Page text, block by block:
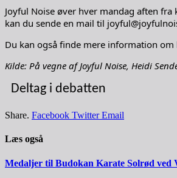
Joyful Noise øver hver mandag aften
kan du sende en mail til
Du kan også finde mere information om
Kilde: På vegne af Joyful Noise, Heidi
Deltag i debatten
Share. Facebook Twitter Email
Læs også
Medaljer til Budokan Karate Solrød ved